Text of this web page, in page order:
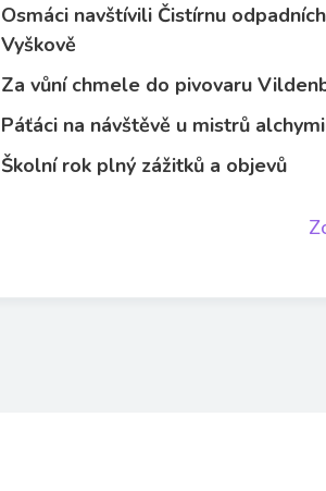
Osmáci navštívili Čistírnu
Vyškově
Za vůní chmele do pivovaru
Páťáci na návštěvě u mistrů
Školní rok plný zážitků a objevů